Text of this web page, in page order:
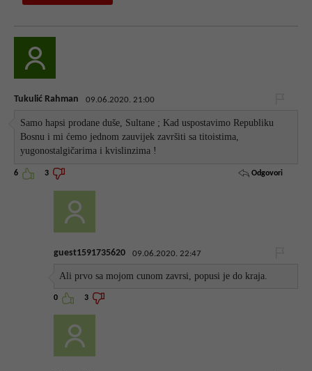
Tukulić Rahman 09.06.2020. 21:00
Samo hapsi prodane duše, Sultane ; Kad uspostavimo Republiku
Bosnu i mi ćemo jednom zauvijek završiti sa titoistima,
yugonostalgičarima i kvislinzima !
6 3 Odgovori
guest1591735620 09.06.2020. 22:47
Ali prvo sa mojom cunom zavrsi, popusi je do kraja.
0 3